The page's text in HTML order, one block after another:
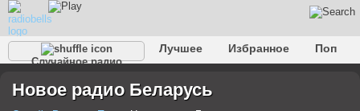
Случайное радио
Лучшее Избранное
Поп
Разговорное
Рэп Транс
Новое радио Беларусь